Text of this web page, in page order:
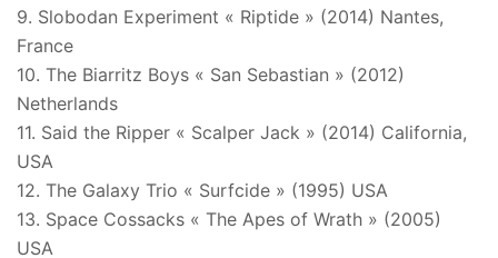
9. Slobodan Experiment « Riptide » (2014) Nantes,
France
10. The Biarritz Boys « San Sebastian » (2012)
Netherlands
11. Said the Ripper « Scalper Jack » (2014) California,
USA
12. The Galaxy Trio « Surfcide » (1995) USA
13. Space Cossacks « The Apes of Wrath » (2005)
USA